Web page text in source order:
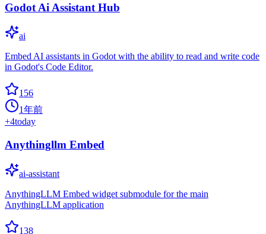
Godot Ai Assistant Hub
ai
Embed AI assistants in Godot with the ability to read and write code
in Godot's Code Editor.
156
1年前
+4today
Anythingllm Embed
ai-assistant
AnythingLLM Embed widget submodule for the main
AnythingLLM application
138